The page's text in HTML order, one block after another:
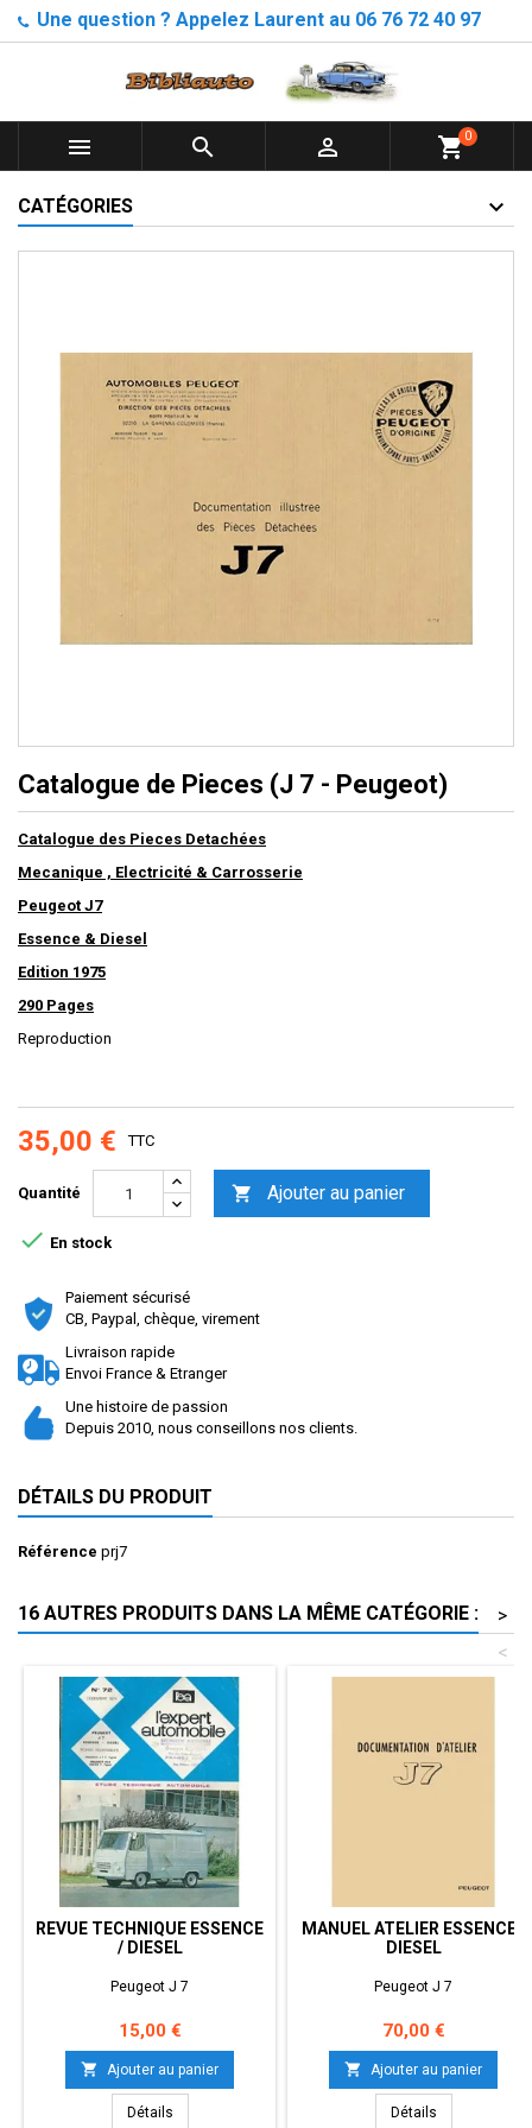
Une question ? Appelez Laurent au 06 76 72 40 97
   shopping_cart0
CATÉGORIES
Catalogue de Pieces (J 7 - Peugeot)
Catalogue des Pieces Detachées
Mecanique , Electricité & Carrosserie
Peugeot J7
Essence & Diesel
Edition 1975
290 Pages
Reproduction
35,00 € TTC
Quantité  Ajouter au panier
 En stock
Paiement sécurisé
CB, Paypal, chèque, virement
Livraison rapide
Envoi France & Etranger
Une histoire de passion
Depuis 2010, nous conseillons nos clients.
DÉTAILS DU PRODUIT
Référence prj7
16 AUTRES PRODUITS DANS LA MÊME CATÉGORIE :
>
<
REVUE TECHNIQUE ESSENCE
/ DIESEL
Peugeot J 7
Prix
15,00 €
 Ajouter au panier
Détails
MANUEL ATELIER ESSENCE /
DIESEL
Peugeot J 7
Prix
70,00 €
 Ajouter au panier
Détails